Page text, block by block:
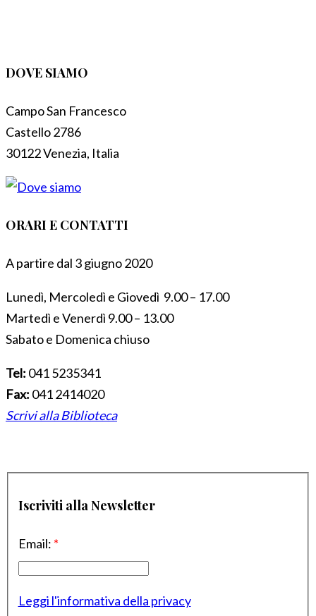
DOVE SIAMO
Campo San Francesco
Castello 2786
30122 Venezia, Italia
ORARI E CONTATTI
A partire dal 3 giugno 2020
Lunedì, Mercoledì e Giovedì 9.00 – 17.00
Martedì e Venerdì 9.00 – 13.00
Sabato e Domenica chiuso
Tel: 041 5235341
Fax: 041 2414020
Scrivi alla Biblioteca
Iscriviti alla Newsletter
Email: *
Leggi l'informativa della privacy